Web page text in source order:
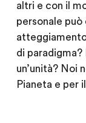
altri e con il
personale
di
un’unità? Noi
Pianeta e per